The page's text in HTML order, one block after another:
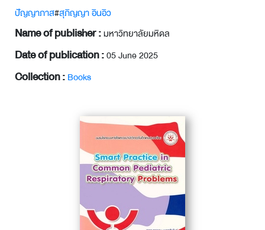
ปัญญาภาส#สุภิญญา อินอิว
Name of publisher :มหาวิทยาลัยมหิดล
Date of publication :05 June 2025
Collection :Books